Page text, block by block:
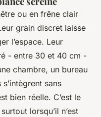
ou en frêne clair
grain discret laisse
l’espace. Leur
- entre 30 et 40 cm -
chambre, un bureau
sans
bien réelle. C’est le
lorsqu’il n’est